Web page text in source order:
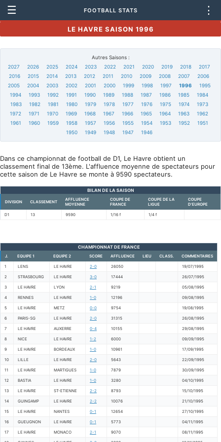
☰ FOOTBALL STATS ⋮
LE HAVRE SAISON 1996
Autres Saisons :
2027
2026 2025 2024 2023 2022 2021 2020 2019 2018
2017
2016
2015 2014 2013 2012 2011 2010 2009 2008 2007
2006
2005
2004 2003 2002 2001 2000 1999 1998 1997 1996
1995
1994
1993 1992 1991 1990 1989 1988 1987 1986 1985
1984
1983
1982 1981 1980 1979 1978 1977 1976 1975 1974
1973
1972
1971 1970 1969 1968 1967 1966 1965 1964 1963
1962
1961
1960 1959 1958 1957 1956 1955 1954 1953 1952
1951
1950
1949 1948 1947 1946
Dans ce championnat de football de D1, Le Havre obtient un
classement final de 13ème. L'affluence moyenne de spectateurs pour
cette saison de Le Havre se monte à 9590 spectateurs.
BILAN DE LA SAISON
DIVISION CLASSEMENT
AFFLUENCE
MOYENNE
COUPE DE
FRANCE
COUPE DE LA
LIGUE
COUPE
D'EUROPE
D1 13 9590 1/16 f 1/4 f
CHAMPIONNAT DE FRANCE
J. EQUIPE 1 EQUIPE 2 SCORE AFFLUENCE LIEU CLASS. COMMENTAIRES
1 LENS LE HAVRE 2-0 26050 19/07/1995
2 STRASBOURG LE HAVRE 3-0 17444 26/07/1995
3 LE HAVRE LYON 2-1 9219 05/08/1995
4 RENNES LE HAVRE 1-0 12196 09/08/1995
5 LE HAVRE METZ 0-0 9754 19/08/1995
6 PARIS-SG LE HAVRE 2-0 31315 26/08/1995
7 LE HAVRE AUXERRE 0-4 10155 29/08/1995
8 NICE LE HAVRE 1-2 6000 09/09/1995
9 LE HAVRE BORDEAUX 1-0 10961 17/09/1995
10 LILLE LE HAVRE 2-0 5643 22/09/1995
11 LE HAVRE MARTIGUES 1-0 7879 30/09/1995
12 BASTIA LE HAVRE 1-0 3280 04/10/1995
13 LE HAVRE ST-ETIENNE 2-2 8793 15/10/1995
14 GUINGAMP LE HAVRE 2-2 10076 21/10/1995
15 LE HAVRE NANTES 0-1 12654 27/10/1995
16 GUEUGNON LE HAVRE 0-1 5773 04/11/1995
17 LE HAVRE MONACO 2-1 9070 08/11/1995